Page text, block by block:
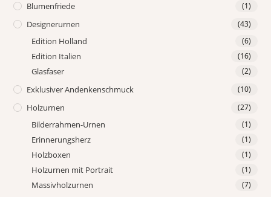
Blumenfriede (1)
Designerurnen (43)
Edition Holland (6)
Edition Italien (16)
Glasfaser (2)
Exklusiver Andenkenschmuck (10)
Holzurnen (27)
Bilderrahmen-Urnen (1)
Erinnerungsherz (1)
Holzboxen (1)
Holzurnen mit Portrait (1)
Massivholzurnen (7)